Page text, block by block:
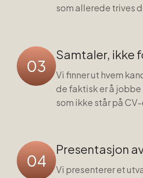
som allerede trives
03
Samtaler, ikke
Vi finner ut hvem
de faktisk er å
som ikke står på
04
Presentasjon
Vi presenterer et